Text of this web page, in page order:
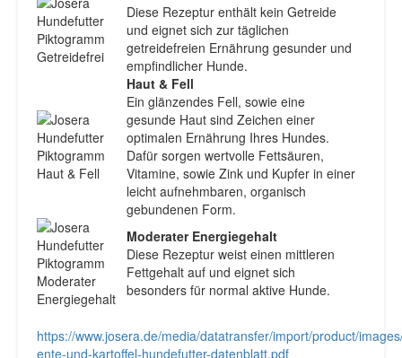
Diese Rezeptur enthält kein Getreide
und eignet sich zur täglichen
getreidefreien Ernährung gesunder und
empfindlicher Hunde.
Haut & Fell
Ein glänzendes Fell, sowie eine
gesunde Haut sind Zeichen einer
optimalen Ernährung Ihres Hundes.
Dafür sorgen wertvolle Fettsäuren,
Vitamine, sowie Zink und Kupfer in einer
leicht aufnehmbaren, organisch
gebundenen Form.
Moderater Energiegehalt
Diese Rezeptur weist einen mittleren
Fettgehalt auf und eignet sich
besonders für normal aktive Hunde.
https://www.josera.de/media/datatransfer/import/product/
ente-und-kartoffel-hundefutter-datenblatt.pdf